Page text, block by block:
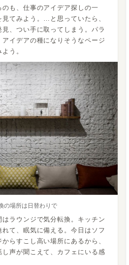
も、仕事のアイデア探しの一
てみよう。…と思っていたら、
、つい手に取ってしまう。パラ
イデアの種になりそうなページ
う。
の場所は日替わりで
ラウンジで気分転換。キッチン
て、眠気に備える。今日はソフ
らすこし高い場所にあるから、
声が聞こえて、カフェにいる感